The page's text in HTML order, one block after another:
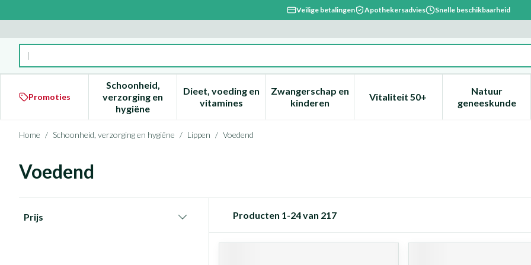
Veilige betalingen Apothekersadvies Snelle beschikbaarheid
Product, merk, categorie...
Promoties
Schoonheid,
verzorging en
hygiëne
Toon submenu voor Schoonheid, verzorging en hygiëne categorie
Dieet, voeding en
vitaminesToon submenu voor Dieet, voeding en vitamines categorie
Zwangerschap en
kinderenToon submenu voor Zwangerschap en kinderen
Vitaliteit 50+Toon submenu voor Vitaliteit
Natuur
geneeskunde
Toon
Home / Schoonheid, verzorging en hygiëne / Lippen / Voedend
Voedend
Prijs
Producten 1-24van 217